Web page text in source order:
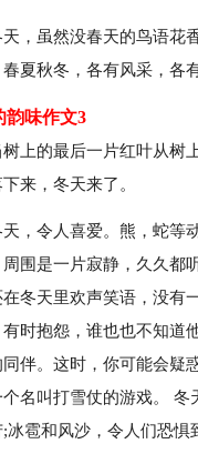
天，虽然没春天的鸟语花
春夏秋冬，各有风采，各
韵味作文3
树上的最后一片红叶从树
来，冬天来了。
天，令人喜爱。熊，蛇等
周围是一片寂静，久久都
在冬天里欢声笑语，没有
时抱怨，谁也也不知道
伴。这时，你可能会疑
个名叫打雪仗的游戏。
;冰雹和风沙，令人们恐